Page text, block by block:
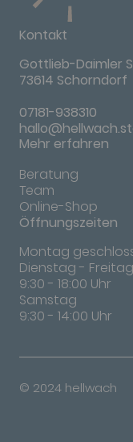
Kontakt
Gottlieb-Daimler
73614 Schorndorf
07181-938310
Mehr erfahren
Beratung
Team
Online-Shop
Öffnungszeiten
Montag
Dienstag - Freitag
9:30 - 18:00 Uhr
Samstag
9:30 - 14:00 Uhr
© 2024 hellwach